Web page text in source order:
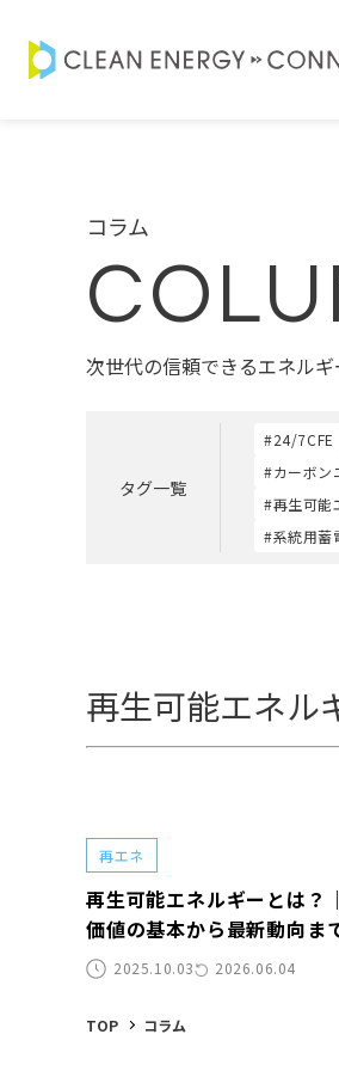
コラム
次世代の信頼できるエネルギ
タグ一覧
#24/7CFE
#カーボン
#再生可能
#系統用蓄
再生可能エネル
再エネ
再生可能エネルギーとは？
価値の基本から最新動向ま
解説2025.10.03 2026.06.04
TOP コラム